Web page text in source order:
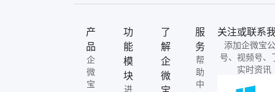
产
品
企
微
宝
功
能
模
块
进
了
解
企
微
服
务
帮
助
中
关注或联系
添加企微宝
号、视频号、
实时资讯